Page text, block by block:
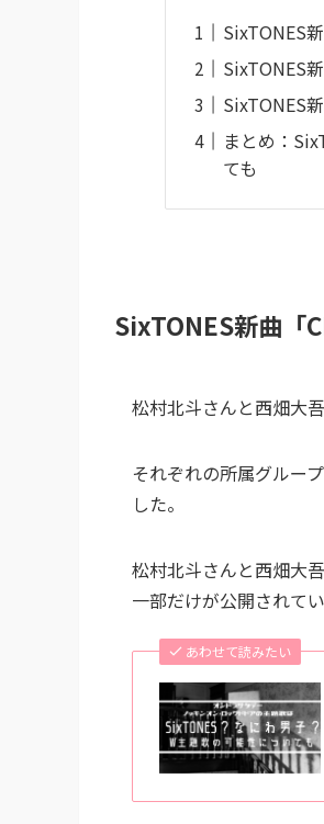
SixTONES
SixTONES
SixTONES
まとめ：
ても
SixTONES新曲「
松村北斗さんと西畑大
それぞれの所属グルー
した。
松村北斗さんと西畑大
一部だけが公開されてい
あわせて読みたい